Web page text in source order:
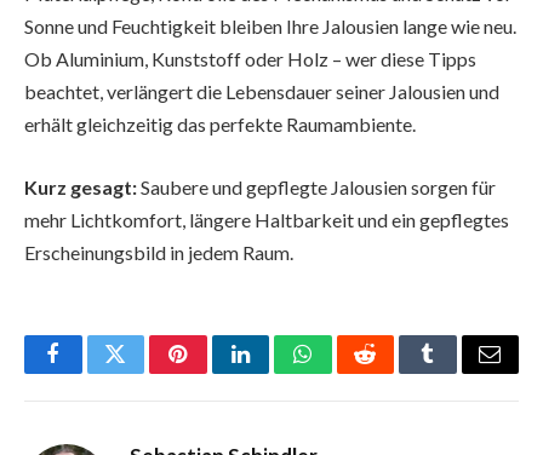
Sonne und Feuchtigkeit bleiben Ihre Jalousien lange wie neu.
Ob Aluminium, Kunststoff oder Holz – wer diese Tipps
beachtet, verlängert die Lebensdauer seiner Jalousien und
erhält gleichzeitig das perfekte Raumambiente.
Kurz gesagt:Saubere und gepflegte Jalousien sorgen für
mehr Lichtkomfort, längere Haltbarkeit und ein gepflegtes
Erscheinungsbild in jedem Raum.
FacebookTwitterPinterestLinkedInWhatsAppRedditTumblrEmail